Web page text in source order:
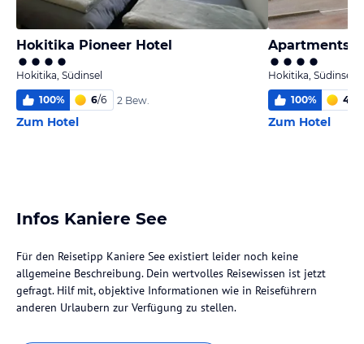
Hokitika Pioneer Hotel
Hokitika, Südinsel
100% 6/6 2 Bew.
Zum Hotel
Apartments
Hokitika, Südinsel
100% 4,2
Zum Hotel
Infos Kaniere See
Für den Reisetipp Kaniere See existiert leider noch keine
allgemeine Beschreibung. Dein wertvolles Reisewissen ist jetzt
gefragt. Hilf mit, objektive Informationen wie in Reiseführern
anderen Urlaubern zur Verfügung zu stellen.